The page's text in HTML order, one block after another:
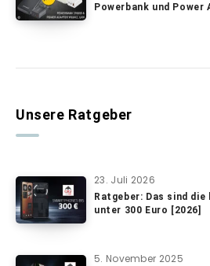
Powerbank und
Unsere Ratgeber
23. Juli 2026
Ratgeber: Das sind
unter 300 Euro [2026]
5. November 2025